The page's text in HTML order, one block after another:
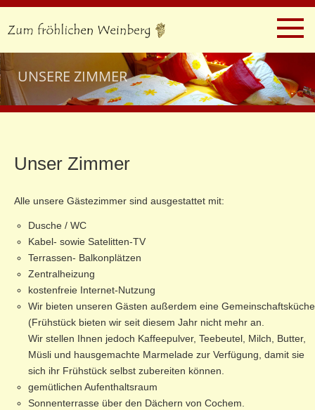
UNSERE ZIMMER
Unser Zimmer
Alle unsere Gästezimmer sind ausgestattet mit:
Dusche / WC
Kabel- sowie Satelitten-TV
Terrassen- Balkonplätzen
Zentralheizung
kostenfreie Internet-Nutzung
Wir bieten unseren Gästen außerdem eine Gemeinschaftsküche
(Frühstück bieten wir seit diesem Jahr nicht mehr an.
Wir stellen Ihnen jedoch Kaffeepulver, Teebeutel, Milch, Butter,
Müsli und hausgemachte Marmelade zur Verfügung, damit sie
sich ihr Frühstück selbst zubereiten können.
gemütlichen Aufenthaltsraum
Sonnenterrasse über den Dächern von Cochem.